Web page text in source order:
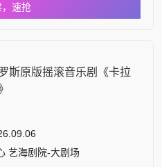
，速抢
斯原版摇滚音乐剧《卡拉
艺海剧院-大剧场